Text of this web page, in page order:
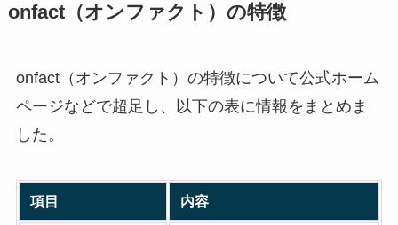
onfact（オンファクト）の特徴
onfact（オンファクト）の特徴について公式ホーム
ページなどで超足し、以下の表に情報をまとめま
した。
項目 内容